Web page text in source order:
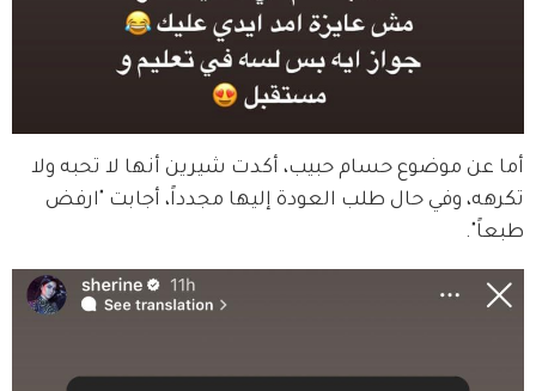
أما عن موضوع حسام حبيب، أكدت شيرين أنها لا تحبه ولا
تكرهه، وفي حال طلب العودة إليها مجدداً، أجابت "ارفض
طبعاً".